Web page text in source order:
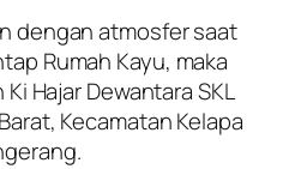
dengan atmosfer saat
Rumah Kayu, maka
Hajar Dewantara SKL
Kecamatan Kelapa